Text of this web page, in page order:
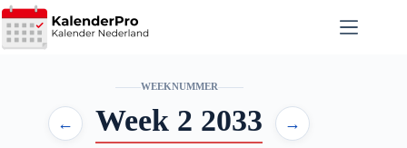
Ga
naar
de
WEEKNUMMER
← Week 2 2033 →